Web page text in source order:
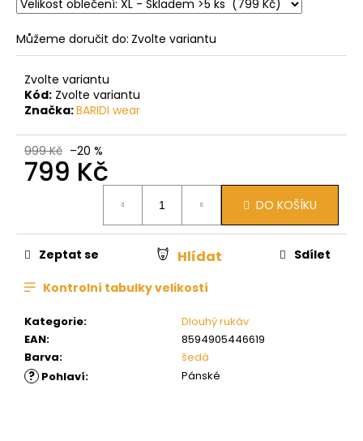
Můžeme doručit do: Zvolte variantu
Zvolte variantu
Kód: Zvolte variantu
Značka:BARIDI wear
999 Kč –20 %
799 Kč
DO KOŠÍKU
Kategorie:
Dlouhý rukáv
EAN:
8594905446619
Barva: šedá
? Pohlaví: Pánské
Zeptat se Hlídat Sdílet
Kontrolní tabulky velikostí